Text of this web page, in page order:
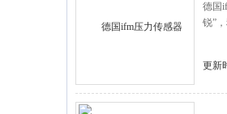
德国
锐”
更新